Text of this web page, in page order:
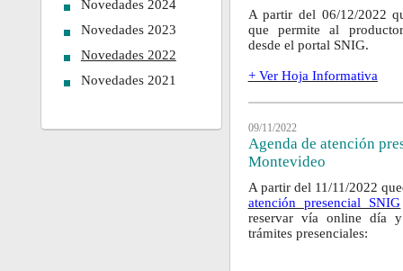
Novedades 2024
Novedades 2023
Novedades 2022
Novedades 2021
A partir del 06/12/2022
que permite al
desde el portal SNIG.
+ Ver Hoja Informativa
Agenda de atención
Montevideo
09/11/2022
A partir del 11/11/2022
atención presencial SNIG
reservar vía online día
trámites presenciales: